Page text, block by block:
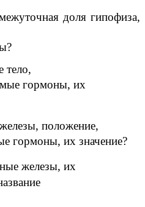
доля гипофиза,
гормоны, их
положение,
гормоны, их значение?
железы, их